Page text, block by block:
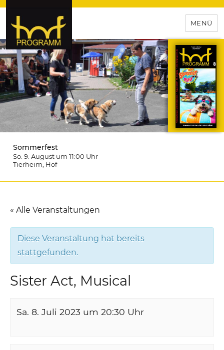
hof-programm – das
Veranstaltungsportal für
Hochfranken
MENÜ
Sommerfest
So. 9. August um 11:00 Uhr
Tierheim , Hof
« Alle Veranstaltungen
Diese Veranstaltung hat bereits
stattgefunden.
Sister Act, Musical
Sa. 8. Juli 2023 um 20:30 Uhr